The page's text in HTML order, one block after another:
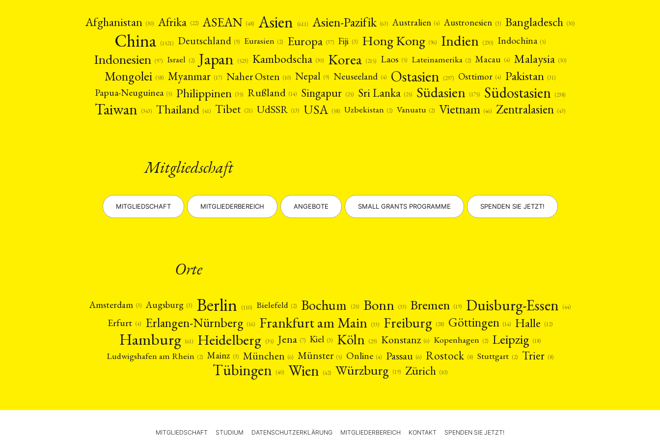
Afghanistan (30) Afrika (22) ASEAN (48) Asien (611) Asien-Pazifik (63) Australien (4) Austronesien (3) Bangladesch (30)
China (1521) Deutschland (9) Eurasien (2) Europa (37) Fiji (3) Hong Kong (96) Indien (230) Indochina (5)
Indonesien (97) Israel (2) Japan (523) Kambodscha (30) Korea (215) Laos (5) Lateinamerika (2) Macau (4) Malaysia (30)
Mongolei (58) Myanmar (17) Naher Osten (10) Nepal (9) Neuseeland (4) Ostasien (297) Osttimor (4) Pakistan (31)
Papua-Neuguinea (5) Philippinen (35) Rußland (14) Singapur (25) Sri Lanka (25) Südasien (175) Südostasien (238)
Taiwan (343) Thailand (41) Tibet (21) UdSSR (13) USA (58) Uzbekistan (2) Vanuatu (2) Vietnam (46) Zentralasien (43)
Mitgliedschaft
MITGLIEDSCHAFT MITGLIEDERBEREICH ANGEBOTE SMALL GRANTS PROGRAMME SPENDEN SIE JETZT!
Orte
Amsterdam (3) Augsburg (3) Berlin (110) Bielefeld (2) Bochum (25) Bonn (33) Bremen (19) Duisburg-Essen (44)
Erfurt (4) Erlangen-Nürnberg (16) Frankfurt am Main (33) Freiburg (28) Göttingen (14) Halle (12)
Hamburg (61) Heidelberg (35) Jena (7) Kiel (3) Köln (29) Konstanz (6) Kopenhagen (2) Leipzig (18)
Ludwigshafen am Rhein (2) Mainz (3) München (6) Münster (5) Online (4) Passau (6) Rostock (8) Stuttgart (2) Trier (8)
Tübingen (40) Wien (42) Würzburg (19) Zürich (10)
MITGLIEDSCHAFT STUDIUM DATENSCHUTZERKLÄRUNG MITGLIEDERBEREICH KONTAKT SPENDEN SIE JETZT!